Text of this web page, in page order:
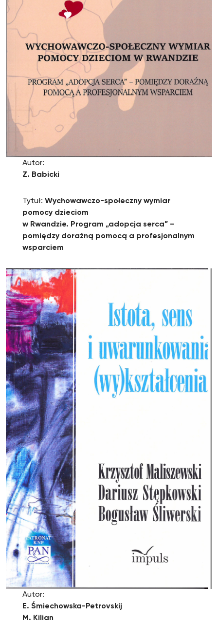
Autor:
Z. Babicki
Tytuł: Wychowawczo-społeczny wymiar
pomocy dzieciom
w Rwandzie. Program „adopcja serca” –
pomiędzy doraźną pomocą a profesjonalnym
wsparciem
Autor:
E. Śmiechowska-Petrovskij
M. Kilian